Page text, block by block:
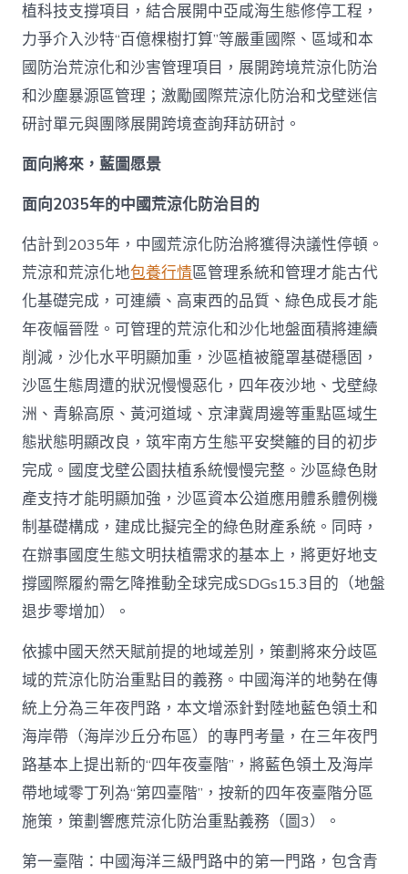
植科技支撐項目，結合展開中亞咸海生態修停工程，
力爭介入沙特“百億棵樹打算”等嚴重國際、區域和本
國防治荒涼化和沙害管理項目，展開跨境荒涼化防治
和沙塵暴源區管理；激勵國際荒涼化防治和戈壁迷信
研討單元與團隊展開跨境查詢拜訪研討。
面向將來，藍圖愿景
面向2035年的中國荒涼化防治目的
估計到2035年，中國荒涼化防治將獲得決議性停頓。
荒涼和荒涼化地包養行情區管理系統和管理才能古代
化基礎完成，可連續、高東西的品質、綠色成長才能
年夜幅晉陞。可管理的荒涼化和沙化地盤面積將連續
削減，沙化水平明顯加重，沙區植被籠罩基礎穩固，
沙區生態周遭的狀況慢慢惡化，四年夜沙地、戈壁綠
洲、青躲高原、黃河道域、京津冀周邊等重點區域生
態狀態明顯改良，筑牢南方生態平安樊籬的目的初步
完成。國度戈壁公園扶植系統慢慢完整。沙區綠色財
產支持才能明顯加強，沙區資本公道應用體系體例機
制基礎構成，建成比擬完全的綠色財產系統。同時，
在辦事國度生態文明扶植需求的基本上，將更好地支
撐國際履約需乞降推動全球完成SDGs15.3目的（地盤
退步零增加）。
依據中國天然天賦前提的地域差別，策劃將來分歧區
域的荒涼化防治重點目的義務。中國海洋的地勢在傳
統上分為三年夜門路，本文增添針對陸地藍色領土和
海岸帶（海岸沙丘分布區）的專門考量，在三年夜門
路基本上提出新的“四年夜臺階”，將藍色領土及海岸
帶地域零丁列為“第四臺階”，按新的四年夜臺階分區
施策，策劃響應荒涼化防治重點義務（圖3）。
第一臺階：中國海洋三級門路中的第一門路，包含青